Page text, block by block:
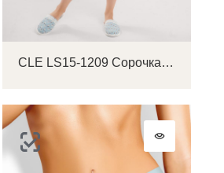
CLE LS15-1209 Сорочка ночная женская